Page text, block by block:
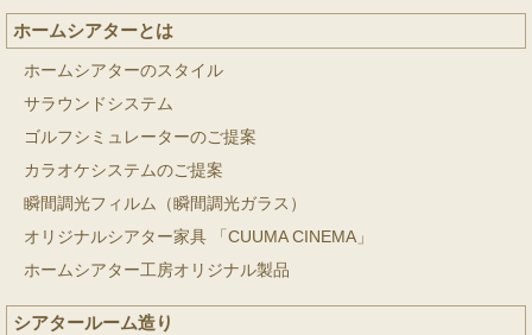
ホームシアターとは
ホームシアターのスタイル
サラウンドシステム
ゴルフシミュレーターのご提案
カラオケシステムのご提案
瞬間調光フィルム（瞬間調光ガラス）
オリジナルシアター家具 「CUUMA CINEMA」
ホームシアター工房オリジナル製品
シアタールーム造り